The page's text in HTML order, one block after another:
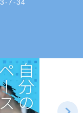
7-34